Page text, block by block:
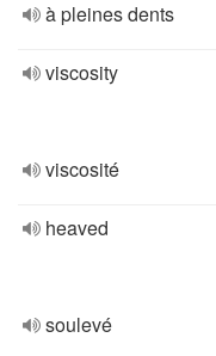
à pleines dents
viscosity
viscosité
heaved
soulevé